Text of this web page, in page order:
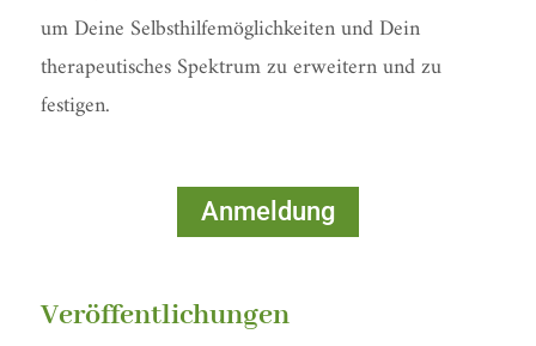
um Deine Selbsthilfemöglichkeiten und Dein
therapeutisches Spektrum zu erweitern und zu
festigen.
Anmeldung
Veröffentlichungen